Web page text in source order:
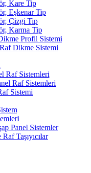
Kare Tip
Eşkenar Tip
Çizgi Tip
Karma Tip
Profil Sistemi
Dikme Sistemi
Raf Sistemleri
Raf Sistemleri
Sistemi
Panel Sistemler
Taşıyıcılar